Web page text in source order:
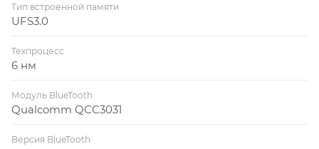
Тип встроенной памяти
UFS3.0
Техпроцесс
6 нм
Модуль BlueTooth
Qualcomm QCC3031
Версия BlueTooth